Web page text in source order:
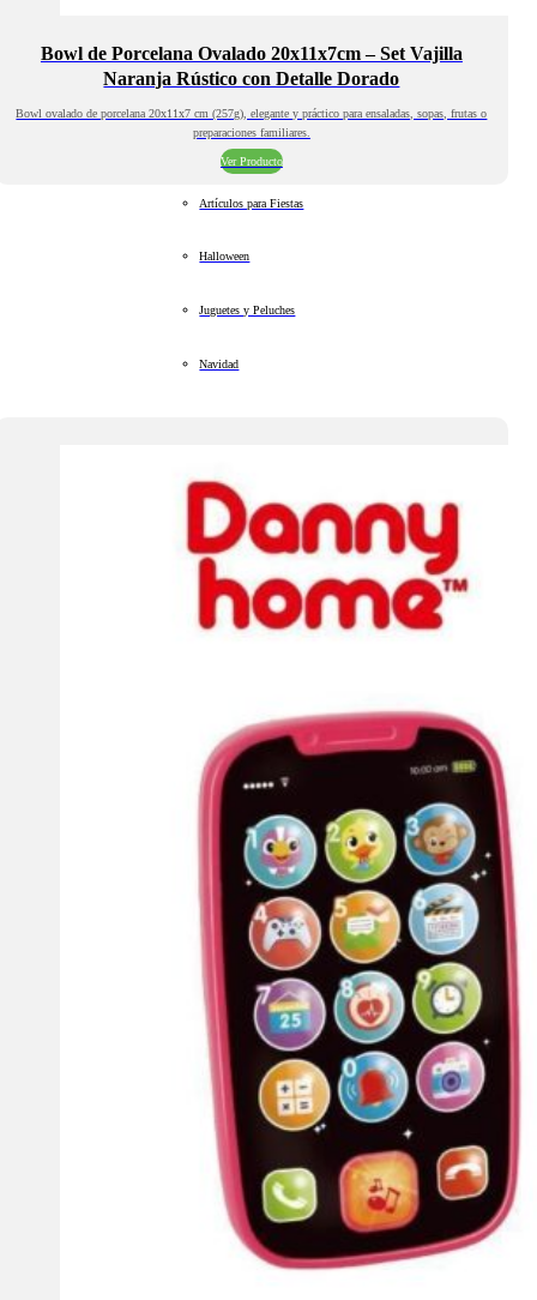
Bowl de Porcelana Ovalado 20x11x7cm – Set Vajilla
Naranja Rústico con Detalle Dorado
Bowl ovalado de porcelana 20x11x7 cm (257g), elegante y práctico para ensaladas, sopas, frutas o
preparaciones familiares.
Ver Producto
Artículos para Fiestas
Halloween
Juguetes y Peluches
Navidad